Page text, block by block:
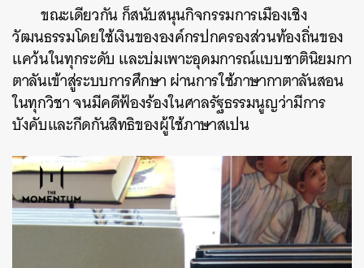
ขณะเดียวกัน ก็สนับสนุนกิจกรรมการเมืองเชิง
วัฒนธรรมโดยใช้เงินขององค์กรปกครองส่วนท้องถิ่นของ
แคว้นในทุกระดับ และบ่มเพาะอุดมการณ์แบบชาตินิยมกา
ตาลันเข้าสู่ระบบการศึกษา ผ่านการใช้ภาษากาตาลันสอน
ในทุกวิชา จนมีคดีฟ้องร้องในศาลรัฐธรรมนูญว่ามีการ
บังคับและกีดกันสิทธิของผู้ใช้ภาษาสเปน
ค้นหา
SHARE TWEET LINE EMAIL